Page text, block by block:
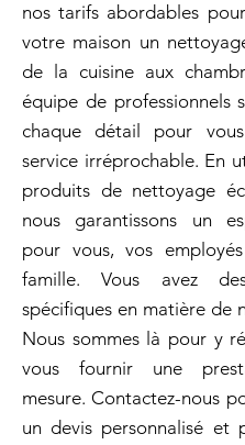
nos tarifs abordables
votre maison un
de la cuisine aux
équipe de professionnels
chaque détail pour
service irréprochable. En
produits de nettoyage
nous garantissons un
pour vous, vos
famille. Vous avez
spécifiques en matière de
Nous sommes là pour y
vous fournir une
mesure. Contactez-nous
un devis personnalisé et